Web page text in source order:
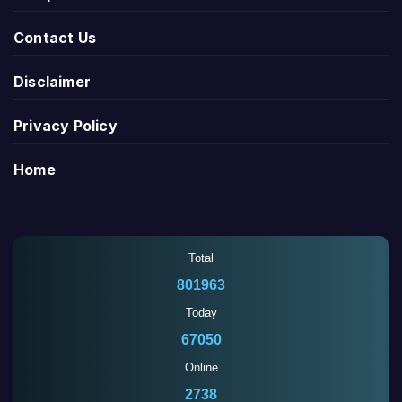
Contact Us
Disclaimer
Privacy Policy
Home
Total
801963
Today
67050
Online
2738